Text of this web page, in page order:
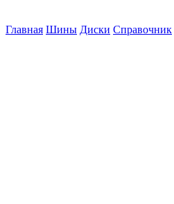
Главная Шины Диски Справочник